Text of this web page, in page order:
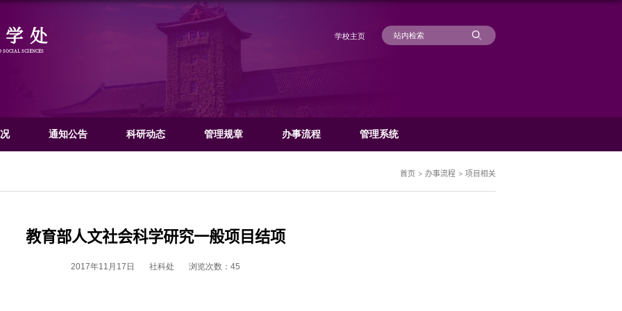
社会科学处
OFFICE OF HUMANITIES AND SOCIAL SCIENCES
概况 文科概况 通知公告 科研动态 管理规章